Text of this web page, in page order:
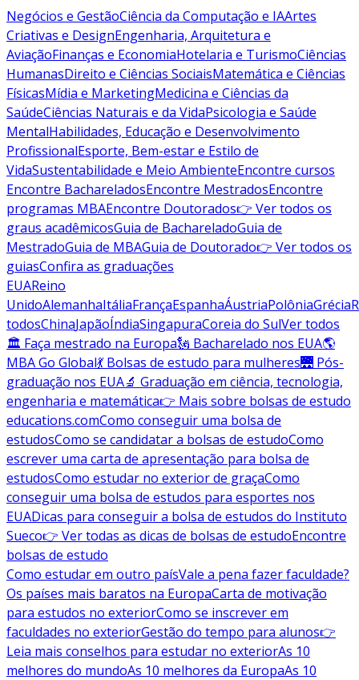
Negócios e GestãoCiência da Computação e IAArtes
Criativas e DesignEngenharia, Arquitetura e
AviaçãoFinanças e EconomiaHotelaria e TurismoCiências
HumanasDireito e Ciências SociaisMatemática e Ciências
FísicasMídia e MarketingMedicina e Ciências da
SaúdeCiências Naturais e da VidaPsicologia e Saúde
MentalHabilidades, Educação e Desenvolvimento
ProfissionalEsporte, Bem-estar e Estilo de
VidaSustentabilidade e Meio AmbienteEncontre cursos
Encontre BachareladosEncontre MestradosEncontre
programas MBAEncontre Doutorados👉 Ver todos os
graus acadêmicosGuia de BachareladoGuia de
MestradoGuia de MBAGuia de Doutorado👉 Ver todos os
guiasConfira as graduações
EUAReino
UnidoAlemanhaItáliaFrançaEspanhaÁustriaPolôniaGrécia
todosChinaJapãoÍndiaSingapuraCoreia do SulVer todos
🏛 Faça mestrado na Europa🗽 Bacharelado nos EUA🌎
MBA Go Global💃 Bolsas de estudo para mulheres🌉 Pós-
graduação nos EUA🔬 Graduação em ciência, tecnologia,
engenharia e matemática👉 Mais sobre bolsas de estudo
educations.comComo conseguir uma bolsa de
estudosComo se candidatar a bolsas de estudoComo
escrever uma carta de apresentação para bolsa de
estudosComo estudar no exterior de graçaComo
conseguir uma bolsa de estudos para esportes nos
EUADicas para conseguir a bolsa de estudos do Instituto
Sueco👉 Ver todas as dicas de bolsas de estudoEncontre
bolsas de estudo
Como estudar em outro paísVale a pena fazer faculdade?
Os países mais baratos na EuropaCarta de motivação
para estudos no exteriorComo se inscrever em
faculdades no exteriorGestão do tempo para alunos👉
Leia mais conselhos para estudar no exteriorAs 10
melhores do mundoAs 10 melhores da EuropaAs 10